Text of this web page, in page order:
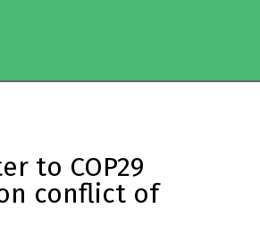
to COP29
conflict of